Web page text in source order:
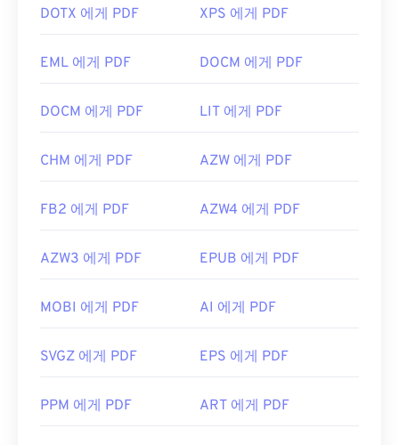
DOTX 에게 PDF XPS 에게 PDF
EML 에게 PDF DOCM 에게 PDF
DOCM 에게 PDF LIT 에게 PDF
CHM 에게 PDF AZW 에게 PDF
FB2 에게 PDF AZW4 에게 PDF
AZW3 에게 PDF EPUB 에게 PDF
MOBI 에게 PDF AI 에게 PDF
SVGZ 에게 PDF EPS 에게 PDF
PPM 에게 PDF ART 에게 PDF